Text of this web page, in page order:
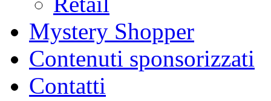
Mystery Shopper
Contenuti sponsorizzati
Contatti